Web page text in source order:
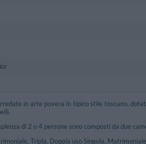
in arte povera in tipico stile toscano,
di 2 o 4 persone sono composti da due
Tripla, Doppia uso Singola,